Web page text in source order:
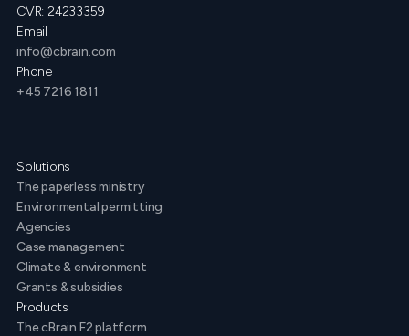
CVR: 24233359
Email
info@cbrain.com
Phone
+45 7216 1811
Solutions
The paperless ministry
Environmental permitting
Agencies
Case management
Climate & environment
Grants & subsidies
Products
The cBrain F2 platform